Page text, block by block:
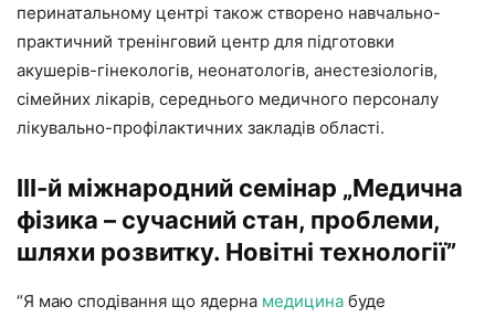
перинатальному центрі також створено навчально-
практичний тренінговий центр для підготовки
акушерів-гінекологів, неонатологів, анестезіологів,
сімейних лікарів, середнього медичного персоналу
лікувально-профілактичних закладів області.
ІІІ-й міжнародний семінар „Медична
фізика – сучасний стан, проблеми,
шляхи розвитку. Новітні технології”
“Я маю сподівання що ядерна медицина буде